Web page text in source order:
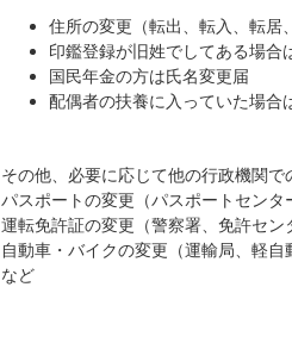
住所の変更（転出、転入、転居
印鑑登録が旧姓でしてある場合
国民年金の方は氏名変更届
配偶者の扶養に入っていた場合
その他、必要に応じて他の行政機関で
パスポートの変更（パスポートセンタ
運転免許証の変更（警察署、免許セン
自動車・バイクの変更（運輸局、軽自
など